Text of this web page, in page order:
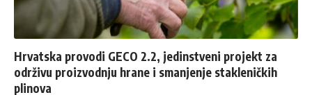
Hrvatska provodi GECO 2.2, jedinstveni projekt za
održivu proizvodnju hrane i smanjenje stakleničkih
plinova